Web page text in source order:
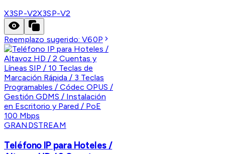
X3SP-V2X3SP-V2
Reemplazo sugerido:V60P
GRANDSTREAM
Teléfono IP para Hoteles /